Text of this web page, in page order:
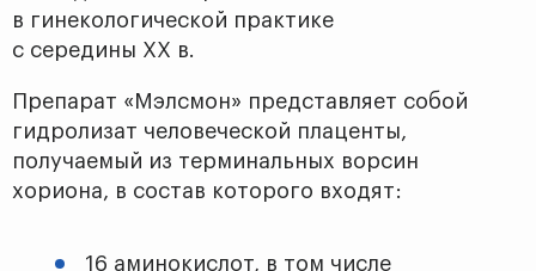
в гинекологической практике
с середины ХХ в.
Препарат «Мэлсмон» представляет собой
гидролизат человеческой плаценты,
получаемый из терминальных ворсин
хориона, в состав которого входят:
16 аминокислот, в том числе